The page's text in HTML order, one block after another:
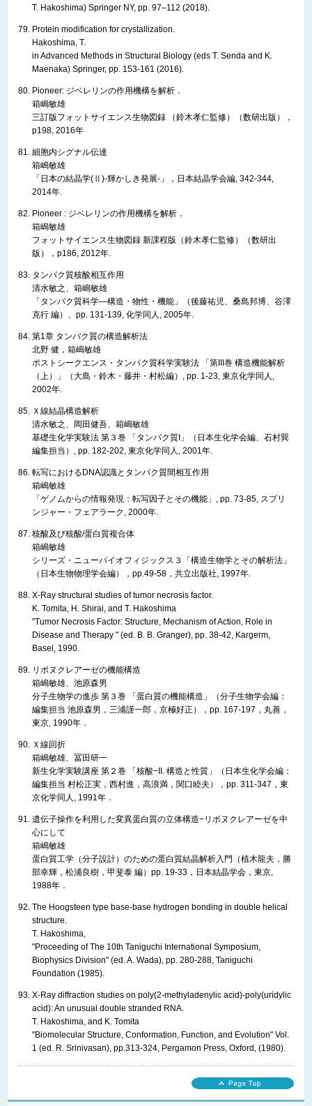
T. Hakoshima) Springer NY, pp. 97–112 (2018).
Protein modification for crystallization.
Hakoshima, T.
in Advanced Methods in Structural Biology (eds T. Senda and K.
Maenaka) Springer, pp. 153-161 (2016).
Pioneer: ジベレリンの作用機構を解析．
箱嶋敏雄
三訂版フォットサイエンス生物図録 （鈴木孝仁監修）（数研出版），
p198, 2016年
細胞内シグナル伝達
箱嶋敏雄
「日本の結晶学(Ⅱ)-輝かしき発展-」，日本結晶学会編, 342-344,
2014年.
Pioneer : ジベレリンの作用機構を解析．
箱嶋敏雄
フォットサイエンス生物図録 新課程版（鈴木孝仁監修）（数研出
版），p186, 2012年.
タンパク質核酸相互作用
清水敏之、箱嶋敏雄
「タンパク質科学―構造・物性・機能」（後藤祐児、桑島邦博、谷澤
克行 編）、pp. 131-139, 化学同人, 2005年.
第1章 タンパク質の構造解析法
北野 健，箱嶋敏雄
ポストシークエンス・タンパク質科学実験法 「第III巻 構造機能解析
（上）」（大島・鈴木・藤井・村松編）, pp. 1-23, 東京化学同人,
2002年.
Ｘ線結晶構造解析
清水敏之、岡田健吾、箱嶋敏雄
基礎生化学実験法 第３巻 「タンパク質I」（日本生化学会編、石村巽
編集担当）, pp. 182-202, 東京化学同人, 2001年.
転写におけるDNA認識とタンパク質間相互作用
箱嶋敏雄
「ゲノムからの情報発現：転写因子とその機能」, pp. 73-85, スプリ
ンジャー・フェアラーク, 2000年.
核酸及び核酸/蛋白質複合体
箱嶋敏雄
シリーズ・ニューバイオフィジックス３「構造生物学とその解析法」
（日本生物物理学会編），pp.49-58，共立出版社, 1997年.
X-Ray structural studies of tumor necrosis factor.
K. Tomita, H. Shirai, and T. Hakoshima
"Tumor Necrosis Factor: Structure, Mechanism of Action, Role in
Disease and Therapy " (ed. B. B. Granger), pp. 38-42, Kargerm,
Basel, 1990.
リボヌクレアーゼの機能構造
箱嶋敏雄、池原森男
分子生物学の進歩 第３巻 「蛋白質の機能構造」（分子生物学会編：
編集担当 池原森男，三浦謹一郎，京極好正），pp. 167-197，丸善，
東京, 1990年．
Ｘ線回折
箱嶋敏雄、冨田研一
新生化学実験講座 第２巻 「核酸−II. 構造と性質」（日本生化学会編：
編集担当 村松正実，西村進，高浪満，関口睦夫），pp. 311-347，東
京化学同人, 1991年．
遺伝子操作を利用した変異蛋白質の立体構造−リボヌクレアーゼを中
心にして
箱嶋敏雄
蛋白質工学（分子設計）のための蛋白質結晶解析入門（植木龍夫，勝
部幸輝，松浦良樹，甲斐泰 編）pp. 19-33，日本結晶学会，東京,
1988年．
The Hoogsteen type base-base hydrogen bonding in double helical
structure.
T. Hakoshima,
"Proceeding of The 10th Taniguchi International Symposium,
Biophysics Division" (ed. A. Wada), pp. 280-288, Taniguchi
Foundation (1985).
X-Ray diffraction studies on poly(2-methyladenylic acid)-poly(uridylic
acid): An unusual double stranded RNA.
T. Hakoshima, and K. Tomita
"Biomolecular Structure, Conformation, Function, and Evolution" Vol.
1 (ed. R. Srinivasan), pp.313-324, Pergamon Press, Oxford, (1980).